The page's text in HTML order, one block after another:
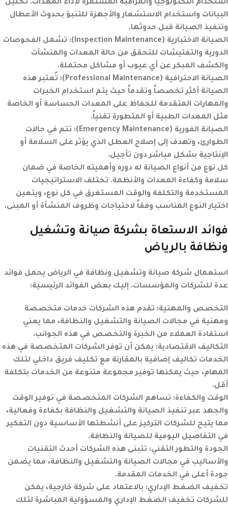
استخدام التكنولوجيا والمراقبة المستمرة لأداء المعدات. تحليل
البيانات واستخدام الاستشعار والأجهزة للتنبؤ بحدوث الأعطال
وتنفيذ الصيانة قبل حدوثها.
الصيانة الاختبارية (Inspection Maintenance):
تشمل الفحوصات
الدورية والتفتيشات للتحقق من حالة المعدات والمنشآت
والكشف المبكر عن أي عيوب أو مشاكل محتملة.
الصيانة الاحترافية (Professional Maintenance):
تُعتبر هذه
الصيانة أكثر تخصصاً وتقدماً حيث يتم استخدام الخبرات
والمهارات المتقدمة للحفاظ على المعدات الحساسة أو الخاصة
مثل المعدات الطبية أو المتطورة تقنياً.
الصيانة الفورية (Emergency Maintenance):
تتم في حالات
الطوارئ، وتهدف إلى إصلاح العطل الذي يؤثر على السلامة أو
الإنتاجية بشكل مباشر دون تأجيل.
كل نوع من أنواع الصيانة له دوره وأهميته الخاصة في ضمان
سلامة وكفاءة المعدات والأنظمة. تختلف الاستراتيجيات
المستخدمة والتكلفة والوقت المستغرق في كل نوع، ويتعين
اختيار النوع المناسب وفقاً لاحتياجات وظروف المنشأة أو المبنى.
فوائد الاستعاة بشركة صيانة وتشغيل
ونظافة بالرياض
استعمال شركة صيانة وتشغيل ونظافة في الرياض يحمل فوائد
عدة للشركات والمؤسسات. إليك بعض الفوائد الرئيسية:
التخصص والمهنية: تقدم هذه الشركات خدمات متخصصة
ومهنية في مجالات الصيانة والتشغيل والنظافة، مما يعني
استفادة العملاء من الخبرة والتخصص في هذه الجوانب.
التكاليف الاقتصادية: يمكن أن توفر الشركات المتخصصة في هذه
الخدمات تكاليف إضافية بالمقارنة مع تكليف فريق داخلي لتلك
المهام، حيث يمكنها توفير مجموعة متنوعة من الخدمات بتكلفة
أقل.
الوقت والكفاءة: تساهم الشركات المتخصصة في توفير الوقت
والجهد عبر تنفيذ الصيانة والتشغيل والنظافة بكفاءة وفعالية،
مما يتيح للشركات التركيز على أنشطتها الأساسية دون التفكير
في التفاصيل اليومية للصيانة والنظافة.
الجودة والتطور التقني: تتبنى هذه الشركات أحدث التقنيات
والأساليب في مجالات الصيانة والتشغيل والنظافة، مما يضمن
جودة أعلى في الخدمات المقدمة.
تخفيف الضغط الإداري: بالاعتماد على شركة خارجية، يمكن
للشركات تخفيف الضغط الإداري والمسؤولية المباشرة لتلك